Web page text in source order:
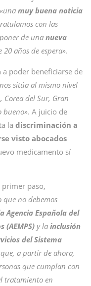
«una muy buena noticia
con las
de una nueva
20 años de espera».
poder beneficiarse de
sitúa al mismo nivel
Corea del Sur, Gran
bueno». A juicio de
la discriminación a
visto abocados
medicamento sí
primer paso,
no debemos
Agencia Española del
(AEMPS) y la inclusión
del Sistema
a partir de ahora,
que cumplan con
tratamiento en